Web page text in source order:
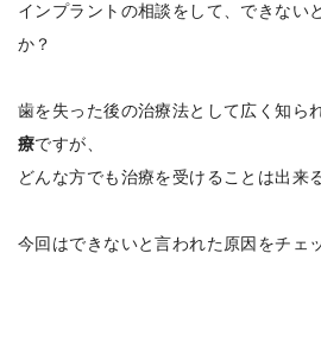
インプラントの相談をして、できない
か？
歯を失った後の治療法として広く知ら
療ですが、
どんな方でも治療を受けることは出来
今回はできないと言われた原因をチェ